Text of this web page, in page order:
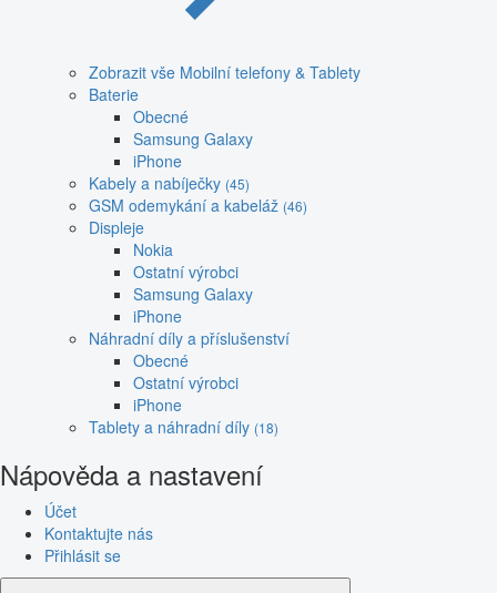
Zobrazit vše Mobilní telefony & Tablety
Baterie
Obecné
Samsung Galaxy
iPhone
Kabely a nabíječky (45)
GSM odemykání a kabeláž (46)
Displeje
Nokia
Ostatní výrobci
Samsung Galaxy
iPhone
Náhradní díly a příslušenství
Obecné
Ostatní výrobci
iPhone
Tablety a náhradní díly (18)
Nápověda a nastavení
Účet
Kontaktujte nás
Přihlásit se